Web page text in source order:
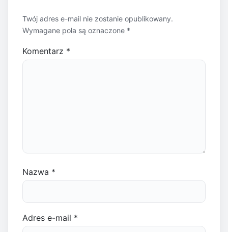
Twój adres e-mail nie zostanie opublikowany.
Wymagane pola są oznaczone *
Komentarz *
Nazwa *
Adres e-mail *